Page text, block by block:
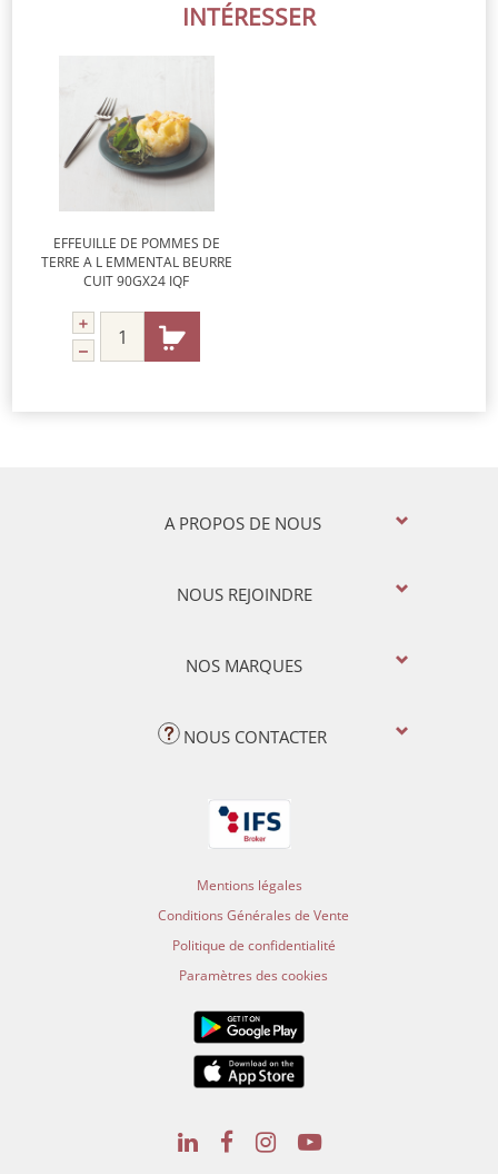
INTÉRESSER
EFFEUILLE DE POMMES DE
TERRE A L EMMENTAL BEURRE
CUIT 90GX24 IQF
A PROPOS DE NOUS
NOUS REJOINDRE
NOS MARQUES
NOUS CONTACTER
Mentions légales
Conditions Générales de Vente
Politique de confidentialité
Paramètres des cookies